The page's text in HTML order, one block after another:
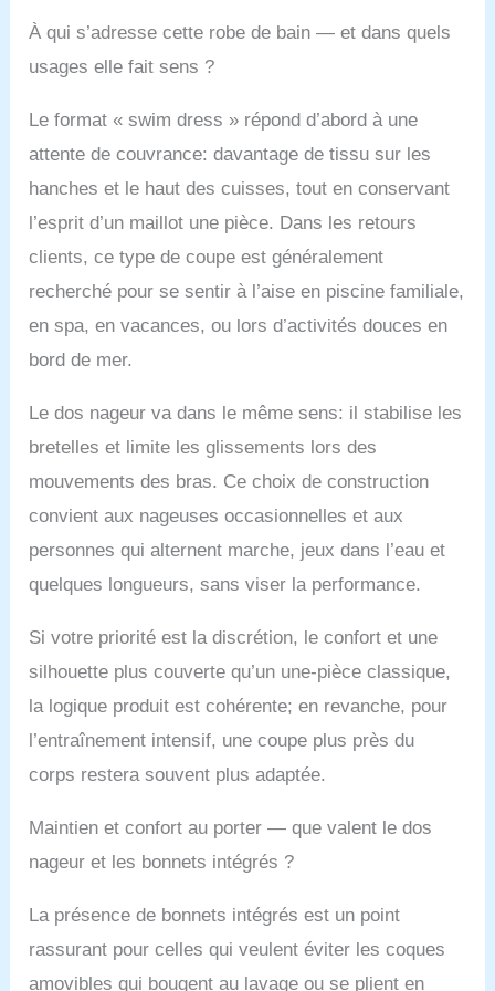
fonctionnel. Obtenez un
creusement. Idéal pour
ou de plage, conçu
pour résister aux effets
protégé contre les
rayons UV nocifs grâce
40+.
À qui s’adresse cette robe de bain — et dans quels
usages elle fait sens ?
Le format « swim dress » répond d’abord à une
attente de couvrance: davantage de tissu sur les
hanches et le haut des cuisses, tout en conservant
l’esprit d’un maillot une pièce. Dans les retours
clients, ce type de coupe est généralement
recherché pour se sentir à l’aise en piscine familiale,
en spa, en vacances, ou lors d’activités douces en
bord de mer.
Le dos nageur va dans le même sens: il stabilise les
bretelles et limite les glissements lors des
mouvements des bras. Ce choix de construction
convient aux nageuses occasionnelles et aux
personnes qui alternent marche, jeux dans l’eau et
quelques longueurs, sans viser la performance.
Si votre priorité est la discrétion, le confort et une
silhouette plus couverte qu’un une-pièce classique,
la logique produit est cohérente; en revanche, pour
l’entraînement intensif, une coupe plus près du
corps restera souvent plus adaptée.
Maintien et confort au porter — que valent le dos
nageur et les bonnets intégrés ?
La présence de bonnets intégrés est un point
rassurant pour celles qui veulent éviter les coques
amovibles qui bougent au lavage ou se plient en